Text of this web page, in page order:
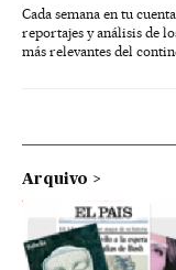
Cada semana en tu
reportajes y análisis de
más relevantes del
Arquivo